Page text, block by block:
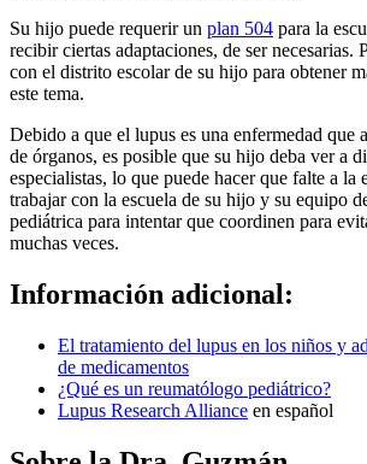
Su hijo puede requerir un plan 504 para la
recibir ciertas adaptaciones, de ser necesarias.
con el distrito escolar de su hijo para obtener
este tema.
Debido a que el lupus es una enfermedad que
de órganos, es posible que su hijo deba ver a
especialistas, lo que puede hacer que falte a la
trabajar con la escuela de su hijo y su equipo
pediátrica para intentar que coordinen para
muchas veces.
Información adicional:
El tratamiento del lupus en los niños y
de medicamentos
¿Qué es un reumatólogo pediátrico?
Lupus Research Alliance en español